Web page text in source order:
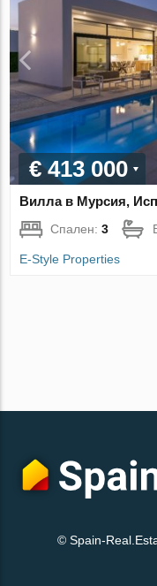
€ 413 000
Вилла в Мурсия,
Спален:3
E-Style Properties
© Spain-